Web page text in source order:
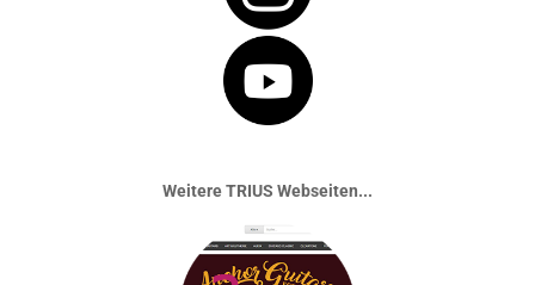
Weitere TRIUS Webseiten...